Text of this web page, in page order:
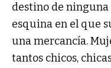
destino de
esquina en el que
una mercancía.
tantos chicos,